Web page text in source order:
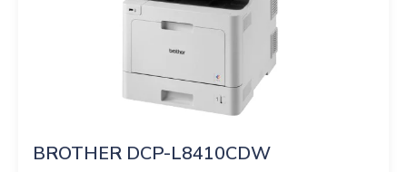
BROTHER DCP-L8410CDW